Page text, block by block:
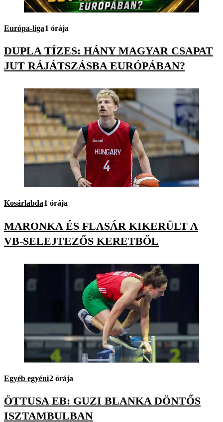
Európa-liga1 órája
DUPLA TÍZES: HÁNY MAGYAR CSAPAT
JUT RÁJÁTSZÁSBA EURÓPÁBAN?
Kosárlabda1 órája
MARONKA ÉS FLASÁR KIKERÜLT A
VB-SELEJTEZŐS KERETBŐL
Egyéb egyéni2 órája
ÖTTUSA EB: GUZI BLANKA DÖNTŐS
ISZTAMBULBAN